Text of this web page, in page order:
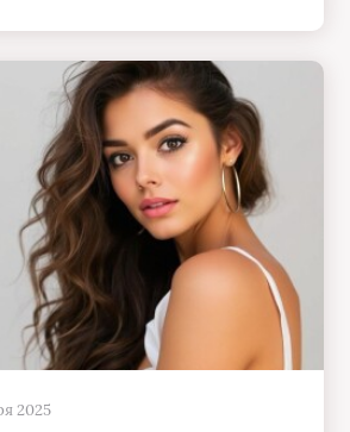
2025
estilo de belleza único: la guía